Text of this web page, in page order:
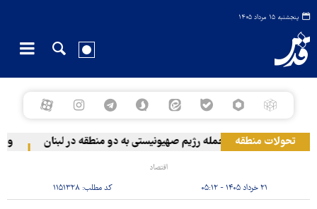
پنجشنبه ۱۵ مرداد ۱۴۰۵
تحولات منطقهحمله رژیم صهیونیستی به دو منطقه در لبنان وقوع
اقتصاد
۲۱ خرداد ۱۴۰۵ - ۰۵:۱۲ کد مطلب: ۱۱۵۱۳۲۸